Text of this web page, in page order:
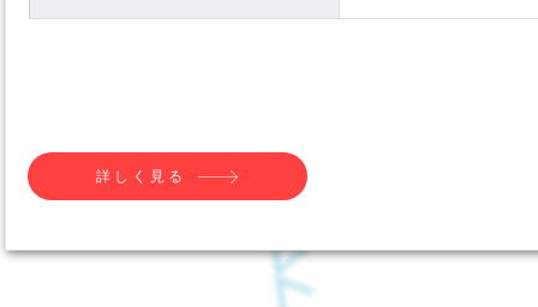
詳しく見る